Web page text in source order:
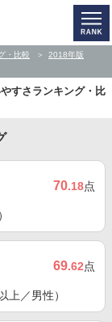
・比較
2018年版
すさランキング・比
70.18点
69.62点
上／男性）